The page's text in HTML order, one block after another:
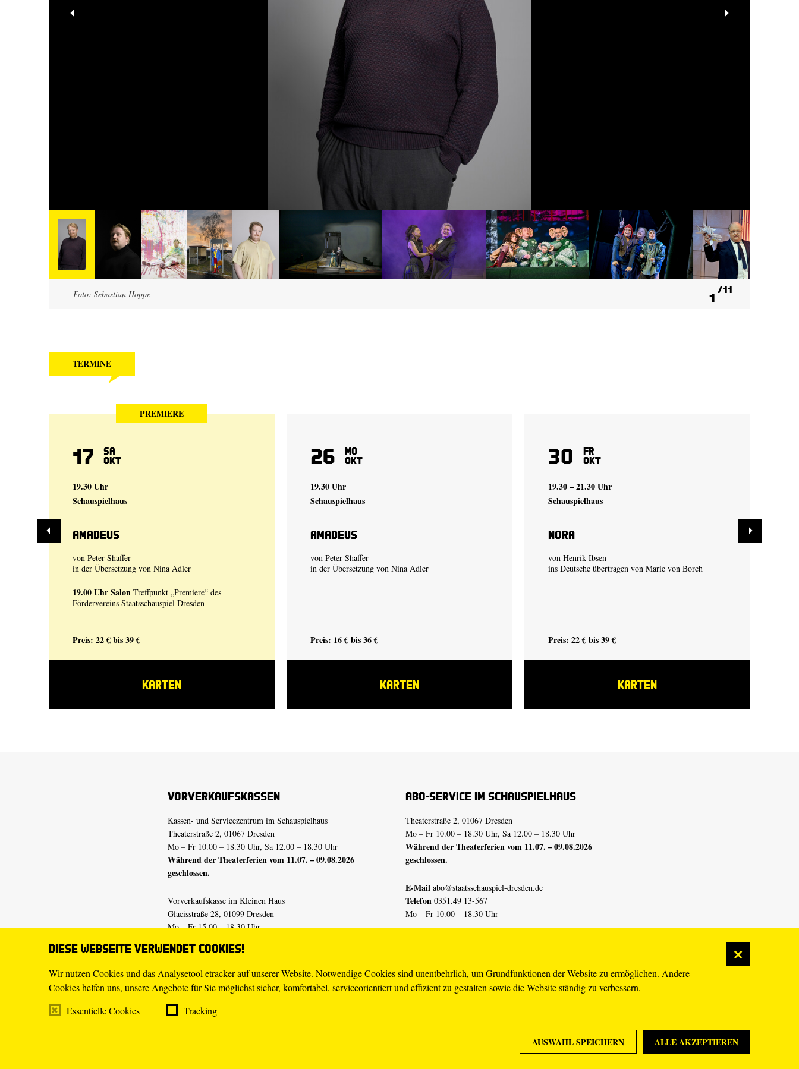
Diese Webseite verwendet Cookies!
Wir nutzen Cookies und das Analysetool etracker auf unserer Website. Notwendige Cookies sind unentbehrlich, um Grundfunktionen der Website zu ermöglichen. Andere
Cookies helfen uns, unsere Angebote für Sie möglichst sicher, komfortabel, serviceorientiert und effizient zu gestalten sowie die Website ständig zu verbessern.
Essentielle Cookies
Tracking
AUSWAHL SPEICHERN ALLE AKZEPTIEREN
Foto: Sebastian Hoppe 1
11
TERMINE
PREMIERE
17 Sa
Okt
19.30 Uhr
Schauspielhaus
Amadeus
von Peter Shaffer
in der Übersetzung von Nina Adler
19.00 UhrSalon Treffpunkt „Premiere“ des
Fördervereins Staatsschauspiel Dresden
Preis: 22 € bis 39 €
KARTEN
26 Mo
Okt
19.30 Uhr
Schauspielhaus
Amadeus
von Peter Shaffer
in der Übersetzung von Nina Adler
Preis: 16 € bis 36 €
KARTEN
30 Fr
Okt
19.30 – 21.30 Uhr
Schauspielhaus
Nora
von Henrik Ibsen
ins Deutsche übertragen von Marie von Borch
Preis: 22 € bis 39 €
KARTEN
Vorverkaufskassen
Kassen- und Servicezentrum im Schauspielhaus
Theaterstraße 2, 01067 Dresden
Mo – Fr 10.00 – 18.30 Uhr, Sa 12.00 – 18.30 Uhr
Während der Theaterferien vom 11.07. – 09.08.2026
geschlossen.
Vorverkaufskasse im Kleinen Haus
Glacisstraße 28, 01099 Dresden
Mo – Fr 15.00 – 18.30 Uhr
geschlossen.
E-Mail tickets@staatsschauspiel-dresden.de
Telefon 0351.49 13-555
Mo – Fr 10.00 – 18.30 Uhr
Abo-Service im Schauspielhaus
Theaterstraße 2, 01067 Dresden
Mo – Fr 10.00 – 18.30 Uhr, Sa 12.00 – 18.30 Uhr
Während der Theaterferien vom 11.07. – 09.08.2026
geschlossen.
E-Mail abo@staatsschauspiel-dresden.de
Telefon 0351.49 13-567
Mo – Fr 10.00 – 18.30 Uhr
Erklärung Barrierefreiheit